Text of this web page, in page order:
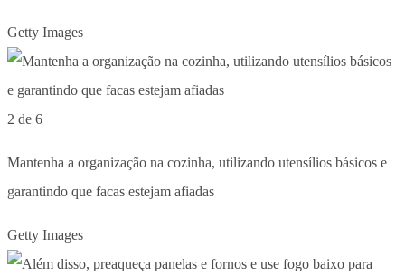
Getty Images
2 de 6
Mantenha a organização na cozinha, utilizando utensílios básicos e
garantindo que facas estejam afiadas
Getty Images